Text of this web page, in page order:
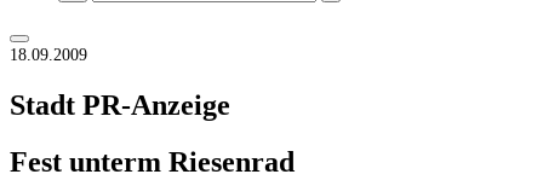
18.09.2009
Stadt PR-Anzeige
Fest unterm Riesenrad